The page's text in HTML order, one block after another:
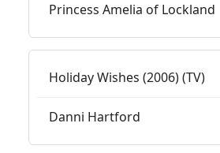
Princess Amelia of Lockland
Holiday Wishes (2006) (TV)
Danni Hartford